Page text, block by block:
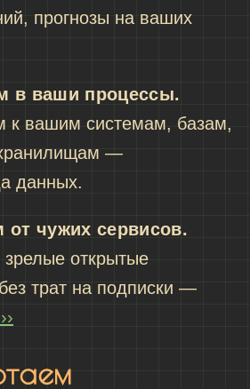
прогнозы на ваших
в ваши процессы.
к вашим системам, базам,
—
данных.
от чужих сервисов.
открытые
трат на подписки —